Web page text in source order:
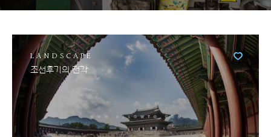
LANDSCAPE
조선후기의 전각